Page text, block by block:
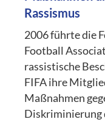
Rassismus
2006 führte die
Football
rassistische
FIFA ihre
Maßnahmen
Diskriminierung